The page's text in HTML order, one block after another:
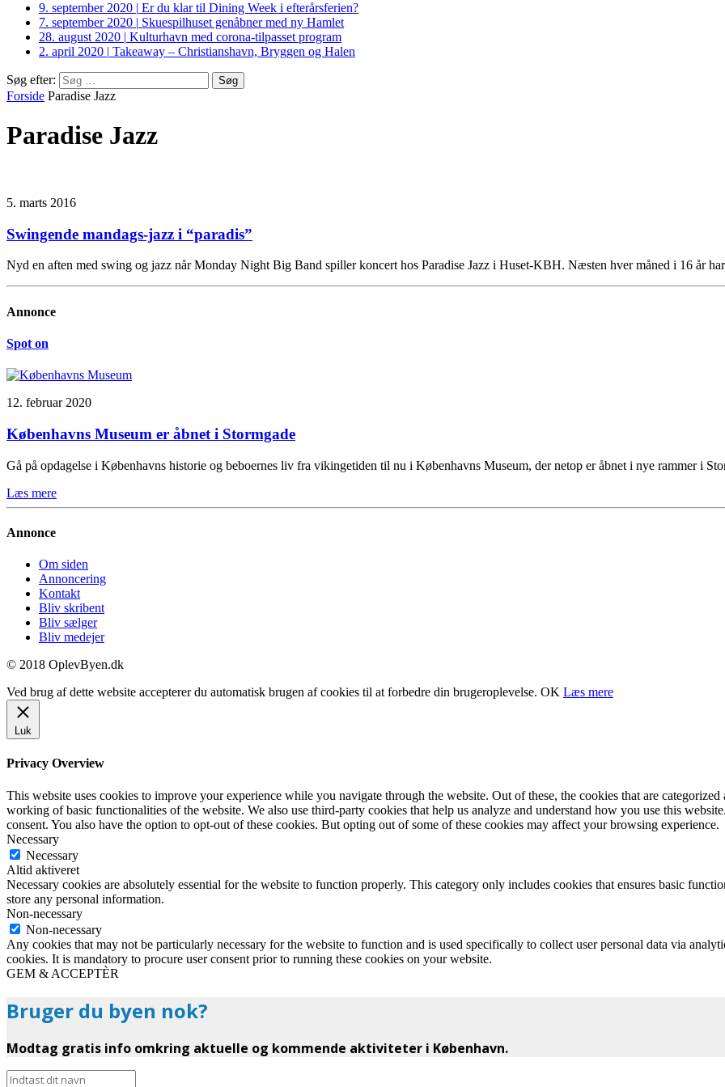
9. september 2020 | Er du klar til Dining Week i efterårsferien?
7. september 2020 | Skuespilhuset genåbner med ny Hamlet
28. august 2020 | Kulturhavn med corona-tilpasset program
2. april 2020 | Takeaway – Christianshavn, Bryggen og Halen
Søg efter:
Forside Paradise Jazz
Paradise Jazz
5. marts 2016
Swingende mandags-jazz i “paradis”
Nyd en aften med swing og jazz når Monday Night Big Band spiller koncert hos Paradise Jazz i Huset-KBH. Næsten hver måned i 16 år
Annonce
Spot on
12. februar 2020
Københavns Museum er åbnet i Stormgade
Gå på opdagelse i Københavns historie og beboernes liv fra vikingetiden til nu i Københavns Museum, der netop er åbnet i nye rammer i
Læs mere
Annonce
Om siden
Annoncering
Kontakt
Bliv skribent
Bliv sælger
Bliv medejer
© 2018 OplevByen.dk
Ved brug af dette website accepterer du automatisk brugen af cookies til at forbedre din brugeroplevelse. OK Læs mere
Luk
Privacy Overview
This website uses cookies to improve your experience while you navigate through the website. Out of these, the cookies that are categorized
working of basic functionalities of the website. We also use third-party cookies that help us analyze and understand how you use this
consent. You also have the option to opt-out of these cookies. But opting out of some of these cookies may affect your browsing experience.
Necessary
Necessary
Altid aktiveret
Necessary cookies are absolutely essential for the website to function properly. This category only includes cookies that ensures basic
store any personal information.
Non-necessary
Non-necessary
Any cookies that may not be particularly necessary for the website to function and is used specifically to collect user personal data via
cookies. It is mandatory to procure user consent prior to running these cookies on your website.
GEM & ACCEPTÈR
Bruger du byen nok?
Modtag gratis info omkring aktuelle og kommende aktiviteter i København.